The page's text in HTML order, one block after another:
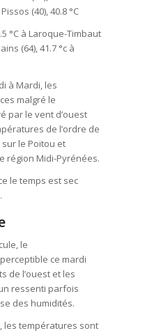
(40), 40.8 °C
°C à Laroque-Timbaut
(64), 41.7 °c à
à Mardi, les
malgré le
par le vent d’ouest
de l’ordre de
sur le Poitou et
région Midi-Pyrénées.
le temps est sec
le
ce mardi
de l’ouest et les
ressenti parfois
des humidités.
les températures sont